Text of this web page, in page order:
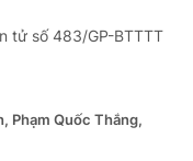
tử số 483/GP-BTTTT
Phạm Quốc Thắng,